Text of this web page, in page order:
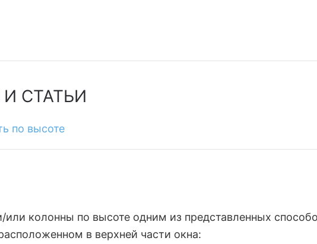
СТАТЬИ
по высоте
или колонны по высоте одним из представленных
в верхней части окна: